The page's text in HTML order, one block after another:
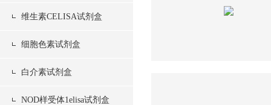
维生素CELISA试剂盒
细胞色素试剂盒
白介素试剂盒
NOD样受体1elisa试剂盒